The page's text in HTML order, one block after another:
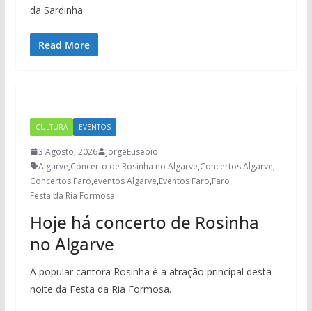
da Sardinha.
Read More
CULTURA EVENTOS
3 Agosto, 2026
JorgeEusebio
Algarve,Concerto de Rosinha no Algarve,Concertos Algarve,
Concertos Faro,eventos Algarve,Eventos Faro,Faro,
Festa da Ria Formosa
Hoje há concerto de Rosinha
no Algarve
A popular cantora Rosinha é a atração principal desta
noite da Festa da Ria Formosa.